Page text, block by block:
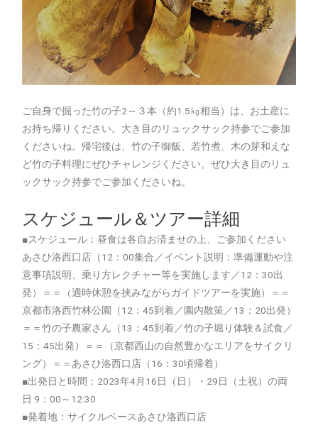
ご自身で掘った竹の子2～３本（約1.5㎏相当）は、お土産に
お持ち帰りください。大き目のリュックサック持参でご参加
くださいね。帰宅後は、竹の子御飯、若竹煮、木の芽和えな
ど竹の子料理にぜひチャレンジください。ぜひ大き目のリュ
ックサック持参でご参加くださいね。
スケジュール＆ツアー詳細
■スケジュール：昼食は各自お済ませの上、ご参加ください
あさひ洛西口店（12：00集合／イベント説明：準備運動や注
意事項説明、乗り方レクチャー等を実施します／12：30出
発）＝＝（適時休憩を挟みながらガイドツアーを実施）＝＝
京都市洛西竹林公園（12：45到着／園内散策／13：20出発）
＝＝竹の子農家さん（13：45到着／竹の子堀り体験＆試食／
15：45出発）＝＝（京都西山の自然豊かなエリアをサイクリ
ング）＝＝あさひ洛西口店（16：30頃帰着）
■出発日と時間：2023年4月16日（日）・29日（土祝）の両
日 9：00～12:30
■発着地：サイクルベースあさひ洛西口店